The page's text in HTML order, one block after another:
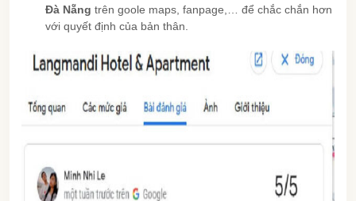
Đà Nẵng trên goole maps, fanpage,… để chắc chắn hơn
với quyết định của bản thân.